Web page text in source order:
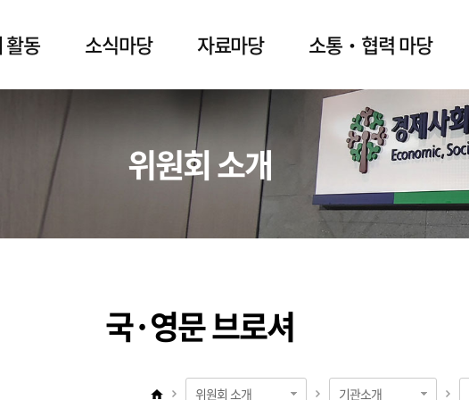
활동 소식마당 자료마당 소통‧협력 마당
위원회 소개
국·영문 브로셔
위원회 소개 기관소개